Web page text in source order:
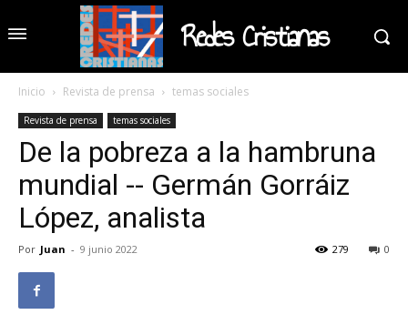
Redes Cristianas
Inicio Revista de prensa temas sociales
Revista de prensa temas sociales
De la pobreza a la hambruna
mundial -- Germán Gorráiz
López, analista
Por Juan - 9 junio 2022 0
279